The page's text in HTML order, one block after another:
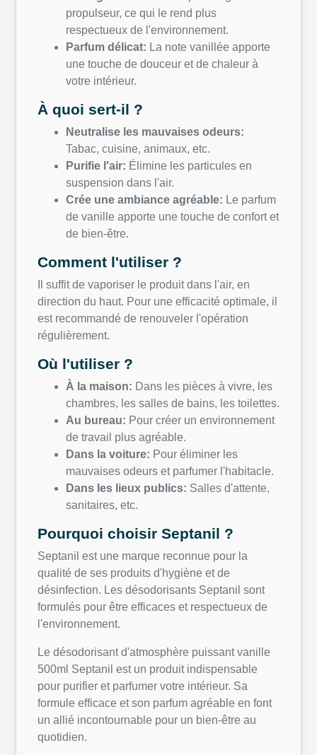
propulseur, ce qui le rend plus
respectueux de l'environnement.
Parfum délicat: La note vanillée apporte
une touche de douceur et de chaleur à
votre intérieur.
À quoi sert-il ?
Neutralise les mauvaises odeurs:
Tabac, cuisine, animaux, etc.
Purifie l'air: Élimine les particules en
suspension dans l'air.
Crée une ambiance agréable: Le parfum
de vanille apporte une touche de confort et
de bien-être.
Comment l'utiliser ?
Il suffit de vaporiser le produit dans l'air, en
direction du haut. Pour une efficacité optimale, il
est recommandé de renouveler l'opération
régulièrement.
Où l'utiliser ?
À la maison: Dans les pièces à vivre, les
chambres, les salles de bains, les toilettes.
Au bureau: Pour créer un environnement
de travail plus agréable.
Dans la voiture: Pour éliminer les
mauvaises odeurs et parfumer l'habitacle.
Dans les lieux publics: Salles d'attente,
sanitaires, etc.
Pourquoi choisir Septanil ?
Septanil est une marque reconnue pour la
qualité de ses produits d'hygiène et de
désinfection. Les désodorisants Septanil sont
formulés pour être efficaces et respectueux de
l'environnement.
Le désodorisant d'atmosphère puissant vanille
500ml Septanil est un produit indispensable
pour purifier et parfumer votre intérieur. Sa
formule efficace et son parfum agréable en font
un allié incontournable pour un bien-être au
quotidien.